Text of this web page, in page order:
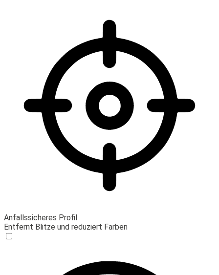
Anfallssicheres Profil
Entfernt Blitze und reduziert Farben